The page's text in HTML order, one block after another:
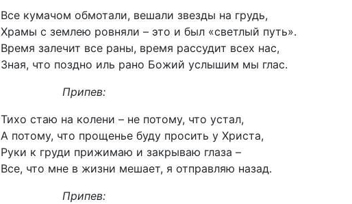
Все кумачом обмотали, вешали звезды на грудь,
Храмы с землею ровняли – это и был «светлый путь».
Время залечит все раны, время рассудит всех нас,
Зная, что поздно иль рано Божий услышим мы глас.
Припев:
Тихо стаю на колени – не потому, что устал,
А потому, что прощенье буду просить у Христа,
Руки к груди прижимаю и закрываю глаза –
Все, что мне в жизни мешает, я отправляю назад.
Припев: